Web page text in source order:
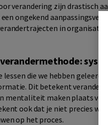
verandering zijn drastisch
ongekend
in
verandermethode:
lessen die we hebben
Dit betekent
mentaliteit maken plaats
ook dat je niet precies
op het proces.